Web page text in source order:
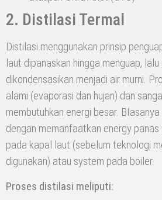
2. Distilasi Termal
Distilasi menggunakan prinsip
laut dipanaskan hingga menguap, lalu
dikondensasikan menjadi air murni.
alami (evaporasi dan hujan) dan
membutuhkan energi besar.
dengan memanfaatkan energy
pada kapal laut (sebelum teknologi
digunakan) atau system pada boiler.
Proses distilasi meliputi: